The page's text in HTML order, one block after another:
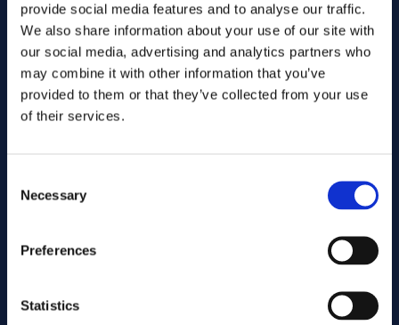
provide social media features and to analyse our traffic.
We also share information about your use of our site with
our social media, advertising and analytics partners who
may combine it with other information that you’ve
provided to them or that they’ve collected from your use
of their services.
Selection
Necessary
Preferences
Statistics